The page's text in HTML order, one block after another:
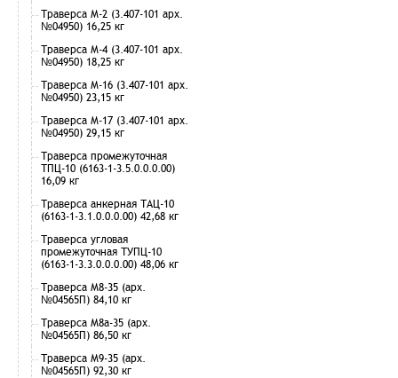
Траверса М-2 (3.407-101 арх.
№04950) 16,25 кг
Траверса М-4 (3.407-101 арх.
№04950) 18,25 кг
Траверса М-16 (3.407-101 арх.
№04950) 23,15 кг
Траверса М-17 (3.407-101 арх.
№04950) 29,15 кг
Траверса промежуточная
ТПЦ-10 (6163-1-3.5.0.0.0.00)
16,09 кг
Траверса анкерная ТАЦ-10
(6163-1-3.1.0.0.0.00) 42,68 кг
Траверса угловая
промежуточная ТУПЦ-10
(6163-1-3.3.0.0.0.00) 48,06 кг
Траверса М8-35 (арх.
№04565П) 84,10 кг
Траверса М8а-35 (арх.
№04565П) 86,50 кг
Траверса М9-35 (арх.
№04565П) 92,30 кг